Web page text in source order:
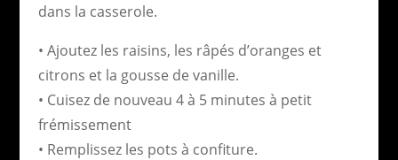
dans la casserole.
• Ajoutez les raisins, les râpés d’oranges et
citrons et la gousse de vanille.
• Cuisez de nouveau 4 à 5 minutes à petit
frémissement
• Remplissez les pots à confiture.